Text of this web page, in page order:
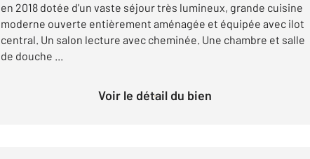
en 2018 dotée d'un vaste séjour très lumineux, grande cuisine
moderne ouverte entièrement aménagée et équipée avec ilot
central. Un salon lecture avec cheminée. Une chambre et salle
de douche ...
Voir le détail du bien